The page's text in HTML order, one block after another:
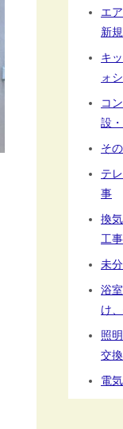
エ
新
キ
ォ
コ
設
そ
テ
事
換
工事
未
浴
け
照
交
電